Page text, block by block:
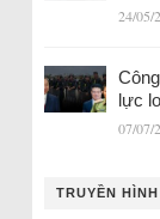
24/05/
lực
07/07/
TRUYỀN HÌNH